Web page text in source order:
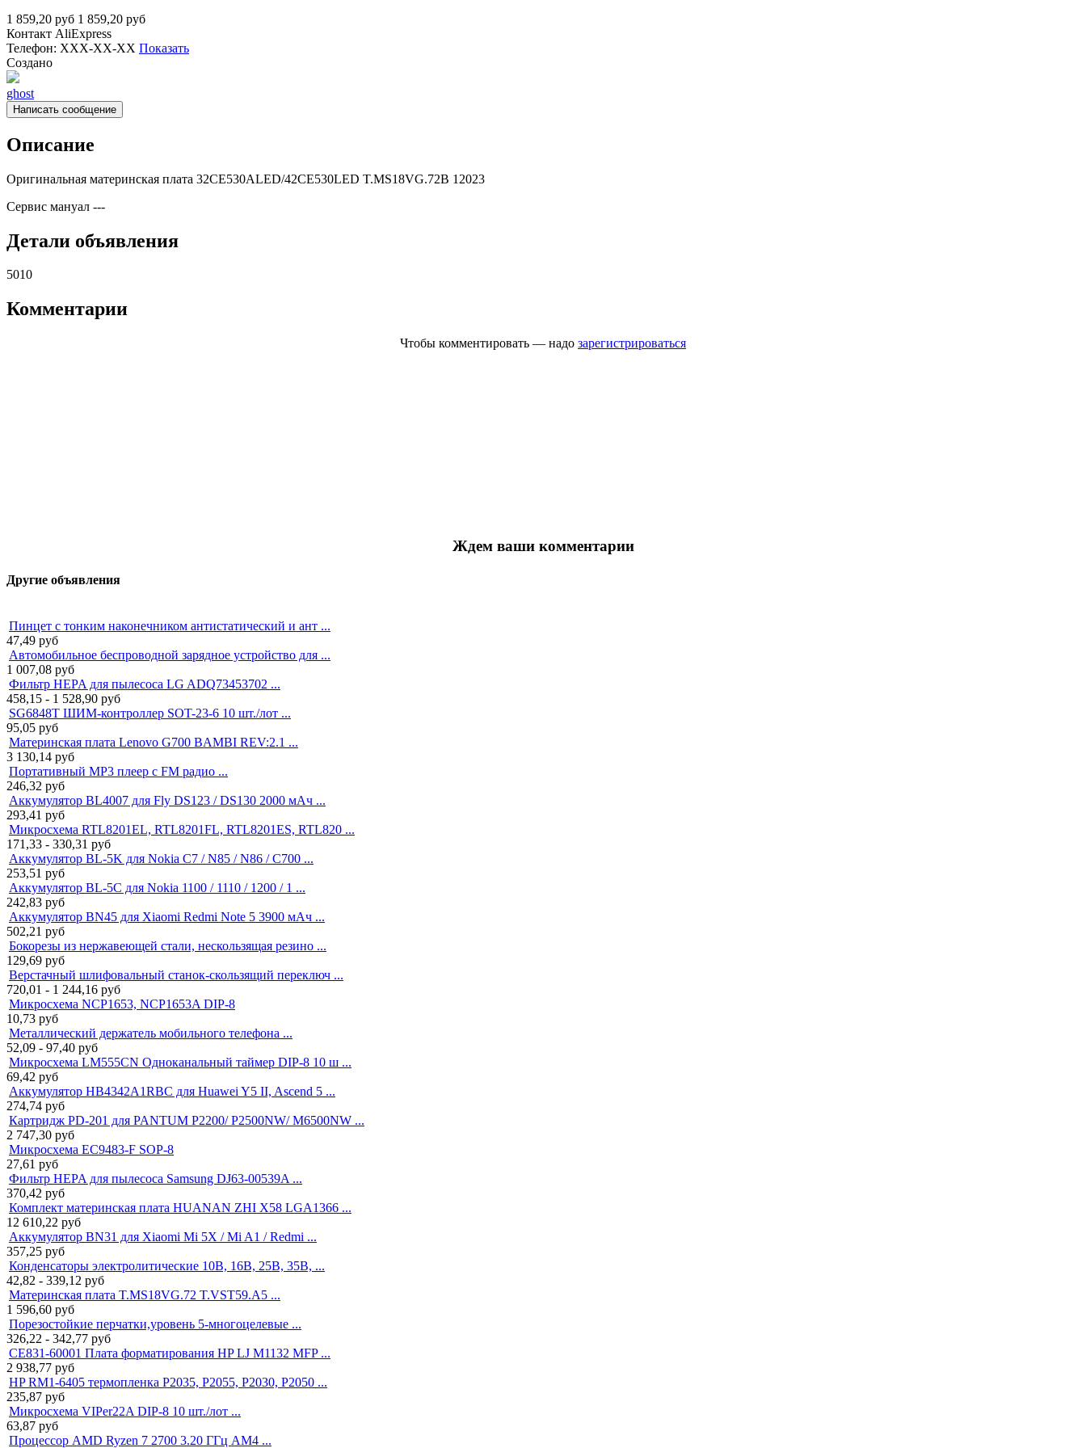
1 859,20 руб 1 859,20 руб
Контакт AliExpress
Телефон: XXX-XX-XX Показать
Создано
ghost
Написать сообщение
Описание
Оригинальная материнская плата 32CE530ALED/42CE530LED T.MS18VG.72B 12023
Сервис мануал ---
Детали объявления
5010
Комментарии
Чтобы комментировать — надо зарегистрироваться
Ждем ваши комментарии
Другие объявления
Пинцет с тонким наконечником антистатический и ант ...
47,49 руб
Автомобильное беспроводной зарядное устройство для ...
1 007,08 руб
Фильтр HEPA для пылесоса LG ADQ73453702 ...
458,15 - 1 528,90 руб
SG6848T ШИМ-контроллер SOT-23-6 10 шт./лот ...
95,05 руб
Материнская плата Lenovo G700 BAMBI REV:2.1 ...
3 130,14 руб
Портативный MP3 плеер с FM радио ...
246,32 руб
Аккумулятор BL4007 для Fly DS123 / DS130 2000 мАч ...
293,41 руб
Микросхема RTL8201EL, RTL8201FL, RTL8201ES, RTL820 ...
171,33 - 330,31 руб
Аккумулятор BL-5K для Nokia C7 / N85 / N86 / C700 ...
253,51 руб
Аккумулятор BL-5C для Nokia 1100 / 1110 / 1200 / 1 ...
242,83 руб
Аккумулятор BN45 для Xiaomi Redmi Note 5 3900 мАч ...
502,21 руб
Бокорезы из нержавеющей стали, нескользящая резино ...
129,69 руб
Верстачный шлифовальный станок-cкользящий переключ ...
720,01 - 1 244,16 руб
Микросхема NCP1653, NCP1653A DIP-8
10,73 руб
Металлический держатель мобильного телефона ...
52,09 - 97,40 руб
Микросхема LM555CN Одноканальный таймер DIP-8 10 ш ...
69,42 руб
Аккумулятор HB4342A1RBC для Huawei Y5 II, Ascend 5 ...
274,74 руб
Картридж PD-201 для PANTUM P2200/ P2500NW/ M6500NW ...
2 747,30 руб
Микросхема EC9483-F SOP-8
27,61 руб
Фильтр HEPA для пылесоса Samsung DJ63-00539A ...
370,42 руб
Комплект материнская плата HUANAN ZHI X58 LGA1366 ...
12 610,22 руб
Аккумулятор BN31 для Xiaomi Mi 5X / Mi A1 / Redmi ...
357,25 руб
Конденсаторы электролитические 10В, 16В, 25В, 35В, ...
42,82 - 339,12 руб
Материнская плата T.MS18VG.72 T.VST59.A5 ...
1 596,60 руб
Порезостойкие перчатки,уровень 5-многоцелевые ...
326,22 - 342,77 руб
CE831-60001 Плата форматирования HP LJ M1132 MFP ...
2 938,77 руб
HP RM1-6405 термопленка P2035, P2055, P2030, P2050 ...
235,87 руб
Микросхема VIPer22A DIP-8 10 шт./лот ...
63,87 руб
Процессор AMD Ryzen 7 2700 3.20 ГГц AM4 ...